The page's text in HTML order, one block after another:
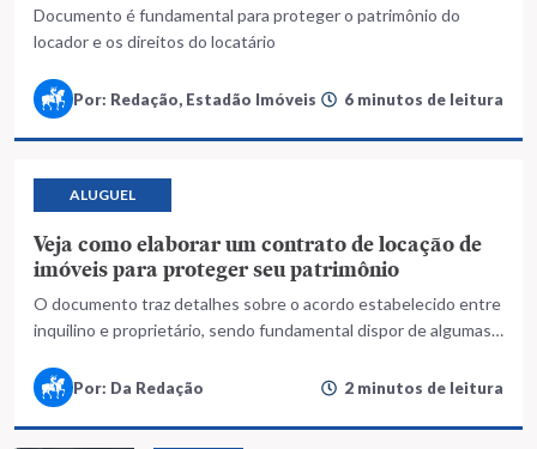
Documento é fundamental para proteger o patrimônio do
locador e os direitos do locatário
Por: Redação, Estadão Imóveis 6 minutos de leitura
ALUGUEL
Veja como elaborar um contrato de locação de
imóveis para proteger seu patrimônio
O documento traz detalhes sobre o acordo estabelecido entre
inquilino e proprietário, sendo fundamental dispor de algumas
Por: Da Redação 2 minutos de leitura